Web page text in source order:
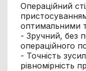
Операційний
оптимальними
- Зручний, без
операційного
- Точність
рівномірність